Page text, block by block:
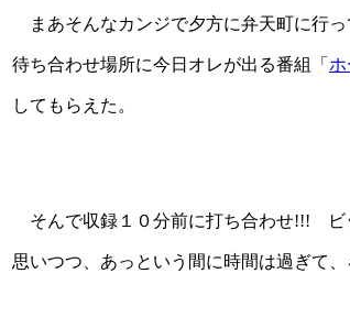
まあそんなカンジで夕方に弁天町に行
待ち合わせ場所に今日オレが出る番組「
してもらえた。
そんで収録１０分前に打ち合わせ!!! ビ
思いつつ、あっという間に時間は過ぎて